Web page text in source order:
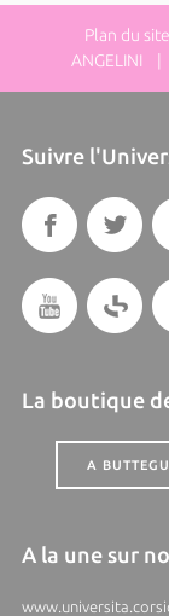
Plan du site
ANGELINI |
Suivre
La boutique
A
A la une sur